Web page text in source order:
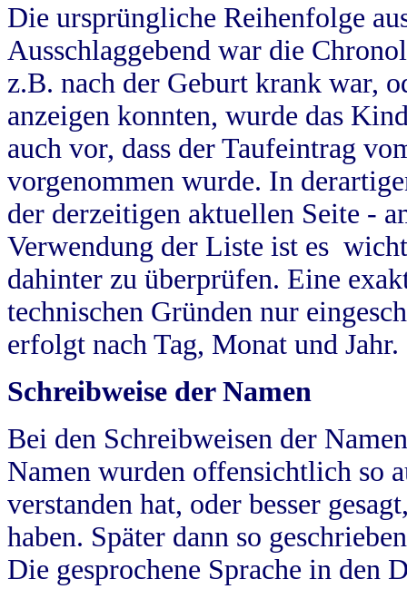
Die ursprüngliche Reihenfolge
Ausschlaggebend war die
z.B. nach der Geburt krank war,
anzeigen konnten, wurde das
auch vor, dass der Taufeintrag
vorgenommen wurde. In
der derzeitigen aktuellen Seite -
Verwendung der Liste ist es
dahinter zu überprüfen. Eine
technischen Gründen nur
erfolgt nach Tag, Monat und Jahr.
Schreibweise der Namen
Bei den Schreibweisen der
Namen wurden offensichtlich so
verstanden hat, oder besser
haben. Später dann so
Die gesprochene Sprache in